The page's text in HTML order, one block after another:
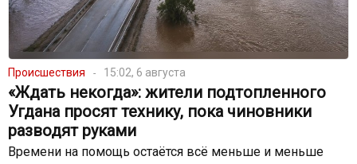
Происшествия 15:02, 6 августа
«Ждать некогда»: жители подтопленного
Угдана просят технику, пока чиновники
разводят руками
Времени на помощь остаётся всё меньше и меньше